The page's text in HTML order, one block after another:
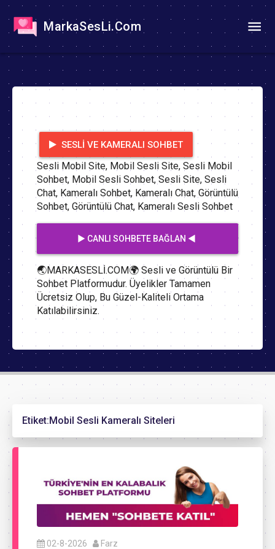
MarkaSesLi.Com
SESLI VE KAMERALI SOHBET
Sesli Mobil Site, Mobil Sesli Site, Sesli Mobil
Sohbet, Mobil Sesli Sohbet, Sesli Site, Sesli
Chat, Kameralı Sohbet, Kameralı Chat, Görüntülü
Sohbet, Görüntülü Chat, Kameralı Sesli Sohbet
▶️ CANLI SOHBETE BAĞLAN ◀️
🌏MARKASESLİ.COM🌍 Sesli ve Görüntülü Bir
Sohbet Platformudur. Üyelikler Tamamen
Ücretsiz Olup, Bu Güzel-Kaliteli Ortama
Katılabilirsiniz.
Etiket:Mobil Sesli Kameralı Siteleri
02-8-2026 Farz